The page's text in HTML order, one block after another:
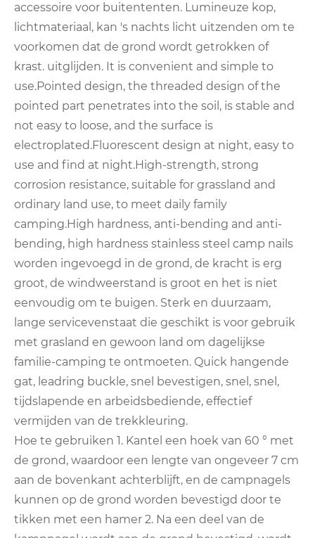
accessoire voor buitententen. Lumineuze kop,
lichtmateriaal, kan 's nachts licht uitzenden om te
voorkomen dat de grond wordt getrokken of
krast. uitglijden. It is convenient and simple to
use.Pointed design, the threaded design of the
pointed part penetrates into the soil, is stable and
not easy to loose, and the surface is
electroplated.Fluorescent design at night, easy to
use and find at night.High-strength, strong
corrosion resistance, suitable for grassland and
ordinary land use, to meet daily family
camping.High hardness, anti-bending and anti-
bending, high hardness stainless steel camp nails
worden ingevoegd in de grond, de kracht is erg
groot, de windweerstand is groot en het is niet
eenvoudig om te buigen. Sterk en duurzaam,
lange servicevenstaat die geschikt is voor gebruik
met grasland en gewoon land om dagelijkse
familie-camping te ontmoeten. Quick hangende
gat, leadring buckle, snel bevestigen, snel, snel,
tijdslapende en arbeidsbediende, effectief
vermijden van de trekkleuring.
Hoe te gebruiken 1. Kantel een hoek van 60 ° met
de grond, waardoor een lengte van ongeveer 7 cm
aan de bovenkant achterblijft, en de campnagels
kunnen op de grond worden bevestigd door te
tikken met een hamer 2. Na een deel van de